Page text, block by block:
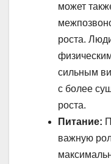
может
роста.
сильным
с более
роста.
Питание:
важную